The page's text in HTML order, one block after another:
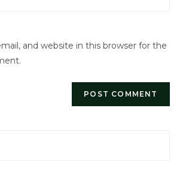
and website in this browser for the